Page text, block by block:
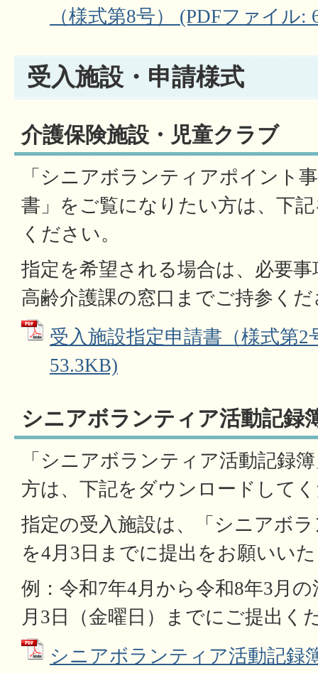
（様式第8号） (PDFファイル:
受入施設・申請様式
介護保険施設・児童クラブ
「シニアボランティアポイント
書」をご覧になりたい方は、下
ください。
指定を希望される場合は、必要
高齢介護課の窓口までご持参く
受入施設指定申請書（様式第2
53.3KB)
シニアボランティア活動記録
「シニアボランティア活動記録
方は、下記をダウンロードして
指定の受入施設は、「シニアボ
を4月3日までに提出をお願いい
例：令和7年4月から令和8年3月
月3日（金曜日）までにご提出く
シニアボランティア活動記録